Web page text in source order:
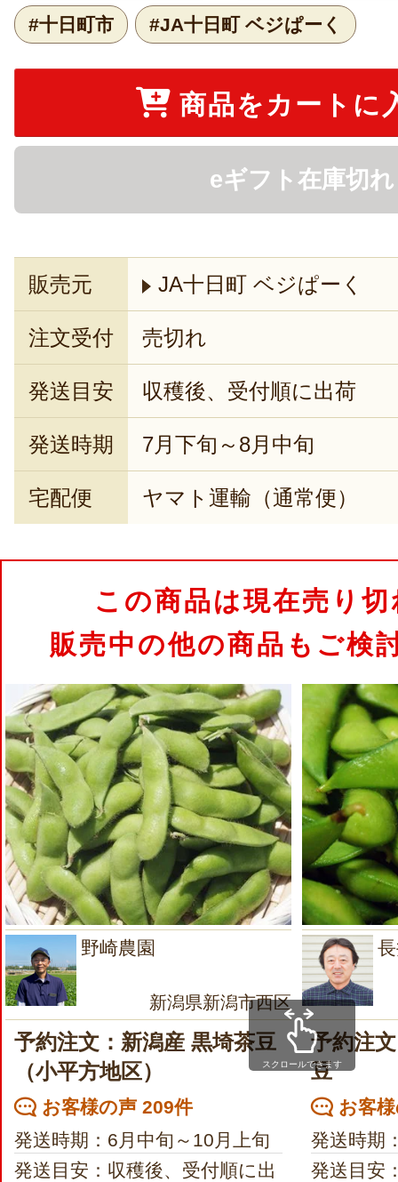
#十日町市 #JA十日町 ベジぱーく
商品をカートに
eギフト在庫切れ
販売元 JA十日町 ベジぱーく
注文受付 売切れ
発送目安 収穫後、受付順に出荷
発送時期 7月下旬～8月中旬
宅配便 ヤマト運輸（通常便）
この商品は現在売り
販売中の他の商品もご検
野崎農園
新潟県新潟市西区
予約注文：新潟産 黒埼茶豆
（小平方地区）
お客様の声 209件
発送時期：6月中旬～10月上旬
発送目安：収穫後、受付順に出
予約注
豆
お客
発送時期
発送目安
スクロールできます